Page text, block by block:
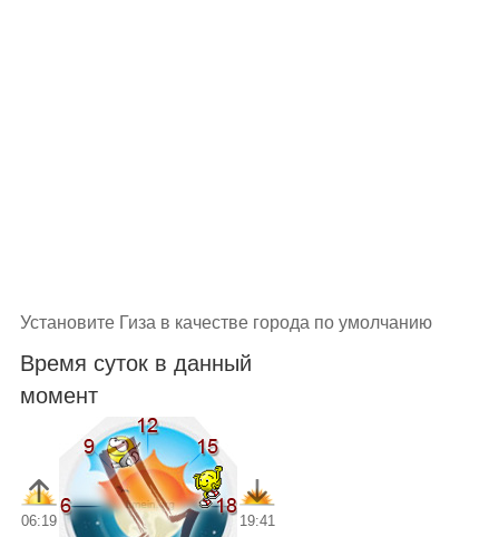
Установите Гиза в качестве города по умолчанию
Время суток в данный
момент
06:19 19:41